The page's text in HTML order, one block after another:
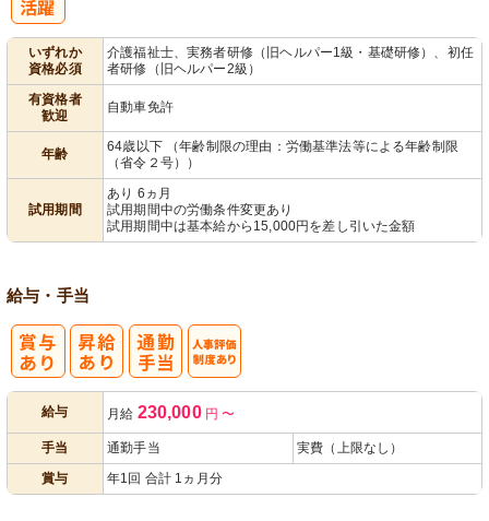
いずれか
資格必須
介護福祉士、実務者研修（旧ヘルパー1級・基礎研修）、初任
者研修（旧ヘルパー2級）
有資格者
歓迎
自動車免許
年齢
64歳以下 （年齢制限の理由：労働基準法等による年齢制限
（省令２号））
試用期間
あり 6ヵ月
試用期間中の労働条件変更あり
試用期間中は基本給から15,000円を差し引いた金額
給与・手当
給与 月給 230,000円〜
手当 通勤手当
実費（上限なし）
賞与
年1回 合計 1ヵ月分